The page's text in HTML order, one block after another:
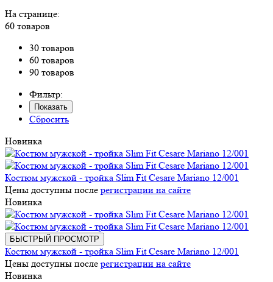
На странице:
60 товаров
30 товаров
60 товаров
90 товаров
Фильтр:
Показать
Сбросить
Новинка
Костюм мужской - тройка Slim Fit Cesare Mariano 12/001
Цены доступны после регистрации на сайте
Новинка
БЫСТРЫЙ ПРОСМОТР
Костюм мужской - тройка Slim Fit Cesare Mariano 12/001
Цены доступны после регистрации на сайте
Новинка